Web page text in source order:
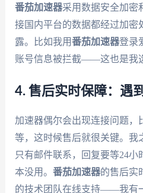
番茄加速器采用数据安全加密
接国内平台的数据都经过加密
露。比如我用番茄加速器登录
账号信息被拦截——这也是我
4. 售后实时保障：遇
加速器偶尔会出现连接问题，
等，这时候售后就很关键。我
只有邮件联系，回复要等24小
本没用。 番茄加速器的售后实
的技术团队在线支持——我有